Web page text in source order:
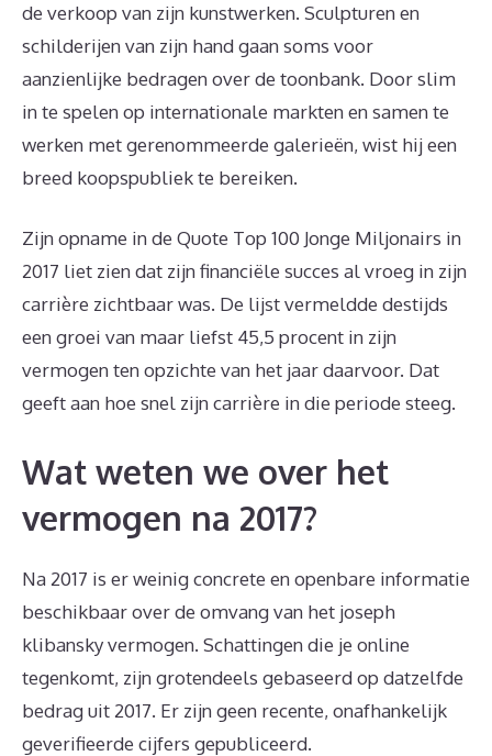
de verkoop van zijn kunstwerken. Sculpturen en
schilderijen van zijn hand gaan soms voor
aanzienlijke bedragen over de toonbank. Door slim
in te spelen op internationale markten en samen te
werken met gerenommeerde galerieën, wist hij een
breed koopspubliek te bereiken.
Zijn opname in de Quote Top 100 Jonge Miljonairs in
2017 liet zien dat zijn financiële succes al vroeg in zijn
carrière zichtbaar was. De lijst vermeldde destijds
een groei van maar liefst 45,5 procent in zijn
vermogen ten opzichte van het jaar daarvoor. Dat
geeft aan hoe snel zijn carrière in die periode steeg.
Wat weten we over het
vermogen na 2017?
Na 2017 is er weinig concrete en openbare informatie
beschikbaar over de omvang van het joseph
klibansky vermogen. Schattingen die je online
tegenkomt, zijn grotendeels gebaseerd op datzelfde
bedrag uit 2017. Er zijn geen recente, onafhankelijk
geverifieerde cijfers gepubliceerd.